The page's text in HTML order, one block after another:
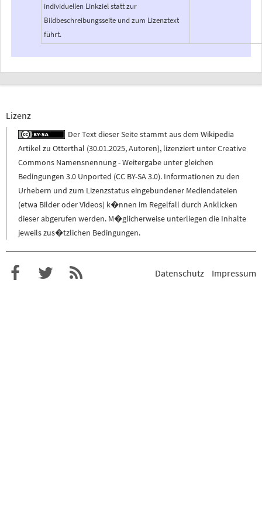
individuellen Linkziel statt zur
Bildbeschreibungsseite und zum Lizenztext
führt.
Lizenz
Der Text dieser Seite stammt aus dem Wikipedia
Artikel zu Otterthal (30.01.2025,Autoren), lizenziert unterCreative
Commons Namensnennung - Weitergabe unter gleichen
Bedingungen 3.0 Unported (CC BY-SA 3.0). Informationen zu den
Urhebern und zum Lizenzstatus eingebundener Mediendateien
(etwa Bilder oder Videos) k�nnen im Regelfall durch Anklicken
dieser abgerufen werden. M�glicherweise unterliegen die Inhalte
jeweils zus�tzlichen Bedingungen.
Datenschutz Impressum